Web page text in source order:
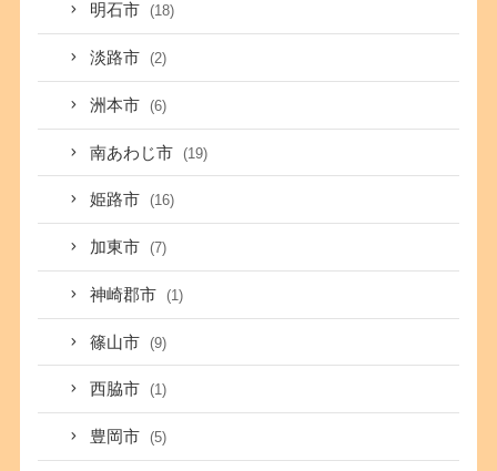
明石市 (18)
淡路市 (2)
洲本市 (6)
南あわじ市 (19)
姫路市 (16)
加東市 (7)
神崎郡市 (1)
篠山市 (9)
西脇市 (1)
豊岡市 (5)